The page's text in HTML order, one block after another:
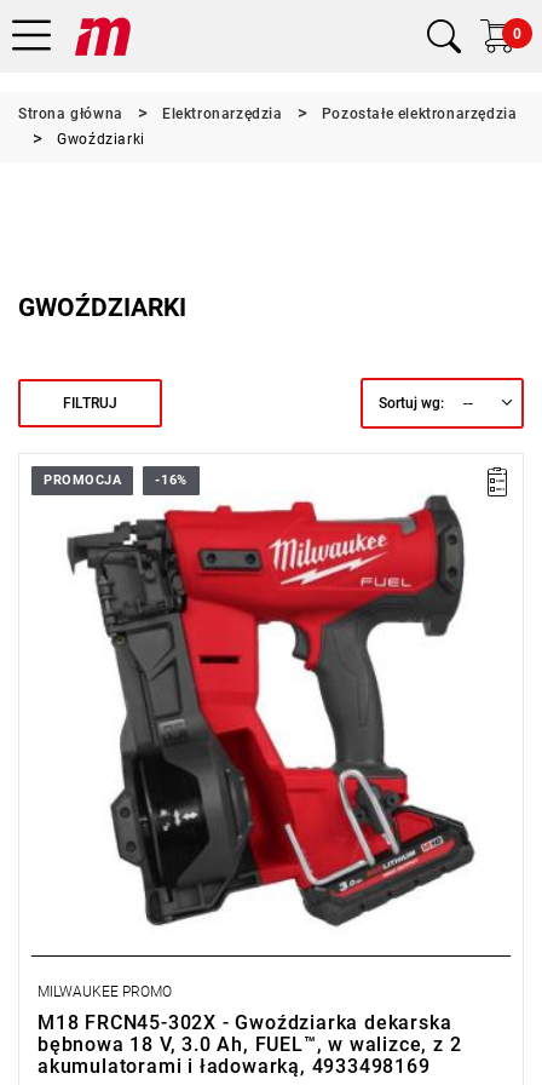
0
Strona główna Elektronarzędzia
Pozostałe elektronarzędzia
Gwoździarki
GWOŹDZIARKI
FILTRUJ Sortuj wg: --
Kup produkt objęty promocją MILWAUKEE® Redemption Classic,
zarejestruj fakturę i odbierz dodatkowy akumulator za 2 zł.
Promocja wyłącznie dla podmiotów posiadających NIP.
Sprawdź szczegóły promocji.
PROMOCJA -16%
MILWAUKEE PROMO
M18 FRCN45-302X - Gwoździarka dekarska
bębnowa 18 V, 3.0 Ah, FUEL™, w walizce, z 2
akumulatorami i ładowarką, 4933498169